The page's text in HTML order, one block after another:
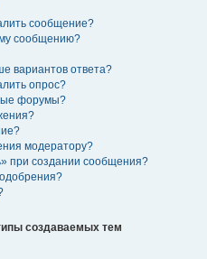
сообщение?
сообщению?
вариантов ответа?
опрос?
форумы?
модератору?
при создании сообщения?
создаваемых тем